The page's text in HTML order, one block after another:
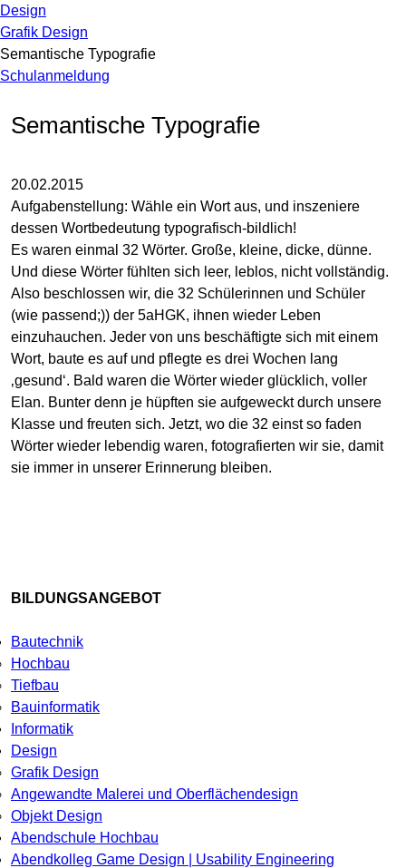
Design
Grafik Design
Semantische Typografie
Schulanmeldung
Semantische Typografie
20.02.2015
Aufgabenstellung: Wähle ein Wort aus, und inszeniere
dessen Wortbedeutung typografisch-bildlich!
Es waren einmal 32 Wörter. Große, kleine, dicke, dünne.
Und diese Wörter fühlten sich leer, leblos, nicht vollständig.
Also beschlossen wir, die 32 Schülerinnen und Schüler
(wie passend;)) der 5aHGK, ihnen wieder Leben
einzuhauchen. Jeder von uns beschäftigte sich mit einem
Wort, baute es auf und pflegte es drei Wochen lang
‚gesund‘. Bald waren die Wörter wieder glücklich, voller
Elan. Bunter denn je hüpften sie aufgeweckt durch unsere
Klasse und freuten sich. Jetzt, wo die 32 einst so faden
Wörter wieder lebendig waren, fotografierten wir sie, damit
sie immer in unserer Erinnerung bleiben.
BILDUNGSANGEBOT
Bautechnik
Hochbau
Tiefbau
Bauinformatik
Informatik
Design
Grafik Design
Angewandte Malerei und Oberflächendesign
Objekt Design
Abendschule Hochbau
Abendkolleg Game Design | Usability Engineering